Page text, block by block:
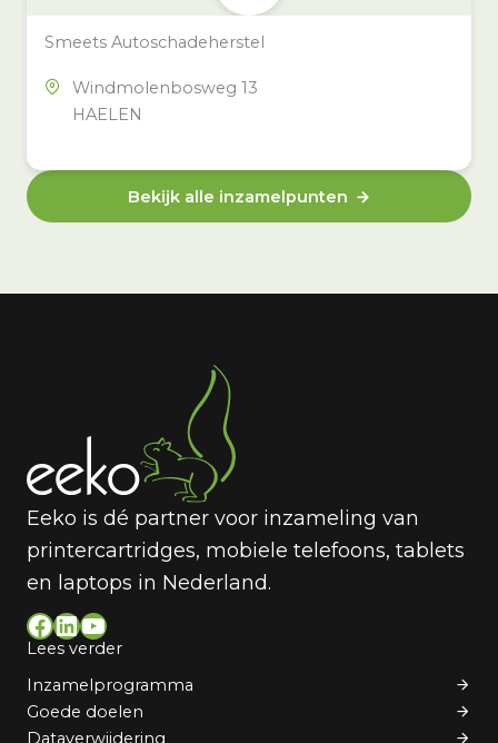
Smeets Autoschadeherstel
Windmolenbosweg 13
HAELEN
Bekijk alle inzamelpunten
Eeko is dé partner voor inzameling van
printercartridges, mobiele telefoons, tablets
en laptops in Nederland.
Facebook LinkedIn YouTube
Lees verder
Inzamelprogramma
Goede doelen